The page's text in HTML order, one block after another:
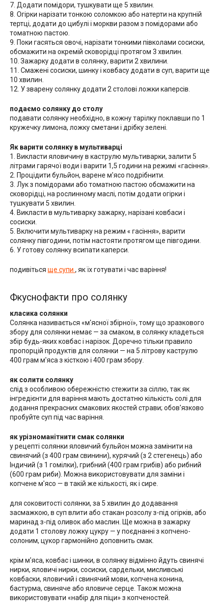
7. Додати помідори, тушкувати ще 5 хвилин.
8. Огірки нарізати тонкою соломкою або натерти на крупній
тертці, додати до цибулі і моркви разом з помідорами або
томатною пастою.
9. Поки гасяться овочі, нарізати тонкими півколами сосиски,
обсмажити на окремій сковорідці протягом 3 хвилин.
10. Зажарку додати в солянку, варити 2 хвилини.
11. Смажені сосиски, шинку і ковбасу додати в суп, варити ще
10 хвилин.
12. У зварену солянку додати 2 столові ложки каперсів.
подаємо солянку до столу
подавати солянку необхідно, в кожну тарілку поклавши по 1
кружечку лимона, ложку сметани і дрібку зелені.
Як варити солянку в мультиварці
1. Викласти яловичину в каструлю мультиварки, залити 5
літрами гарячої води і варити 1,5 години на режимі «гасіння».
2. Процідити бульйон, варене м'ясо подрібнити.
3. Лук з помідорами або томатною пастою обсмажити на
сковорідці, на рослинному маслі, потім додати огірки і
тушкувати 5 хвилин.
4. Викласти в мультиварку зажарку, нарізані ковбаси і
сосиски.
5. Включити мультиварку на режим « гасіння», варити
солянку півгодини, потім настояти протягом ще півгодини.
6. У готову солянку всипати каперси.
подивіться ще супи , як їх готувати і час варіння!
Фкуснофакти про солянку
класика солянки
Солянка називається «м'ясної збірної», тому що зразкового
збору для солянки немає — за смаком, в солянку кладеться
збір будь-яких ковбас і нарізок. Доречно тільки правило
пропорцій продуктів для солянки — на 5 літрову каструлю
400 грам м'яса з кісткою і 400 грам збору.
як солити солянку
слід з особливою обережністю стежити за сіллю, так як
інгредієнти для варіння мають достатню кількість солі для
додання прекрасних смакових якостей страви; обов'язково
пробуйте суп під час варіння.
як урізноманітнити смак солянки
у рецепті солянки яловичий бульйон можна замінити на
свинячий (з 400 грам свинини), курячий (з 2 стегенець) або
Індичий (з 1 гомілки), грибний (400 грам грибів) або рибний
(600 грам риби). Можна використовувати для заміни і
копчене м'ясо — в такій же кількості, як і сире.
для соковитості солянки, за 5 хвилин до додавання
засмажкою, в суп влити або стакан розсолу з-під огірків, або
маринад з-під оливок або маслин. Ще можна в зажарку
додати 1 столову ложку цукру — у поєднанні з копчено-
солоним, цукор гармонійно доповнить смак.
крім м'яса, ковбас і шинки, в солянку відмінно йдуть свинячі
нирки, яловичі нирки, сосиски, сардельки, мисливські
ковбаски, яловичий і свинячий мови, копчена конина,
бастурма, свиняче або яловиче серце. Також можна
використовувати «набір для піци» з копченостей.